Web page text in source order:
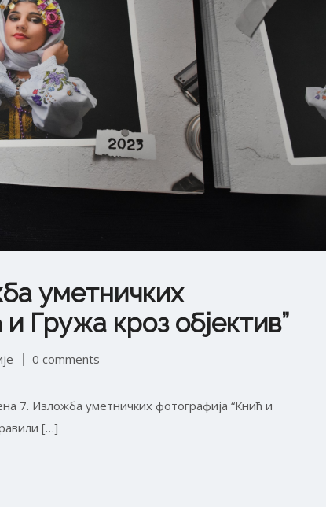
уметничких
Гружа кроз објектив”
0 comments
7. Изложба уметничких фотографија “Кнић и
[…]